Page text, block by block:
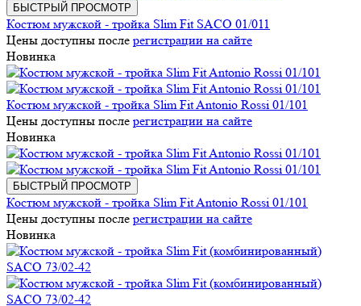
БЫСТРЫЙ ПРОСМОТР
Костюм мужской - тройка Slim Fit SACO 01/011
Цены доступны после регистрации на сайте
Новинка
Костюм мужской - тройка Slim Fit Antonio Rossi 01/101
Цены доступны после регистрации на сайте
Новинка
БЫСТРЫЙ ПРОСМОТР
Костюм мужской - тройка Slim Fit Antonio Rossi 01/101
Цены доступны после регистрации на сайте
Новинка